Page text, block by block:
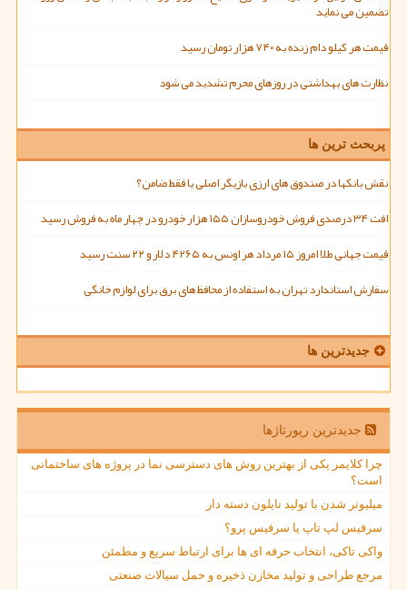
تضمین می نماید
قیمت هر کیلو دام زنده به ۷۴۰ هزار تومان رسید
نظارت های بهداشتی در روزهای محرم تشدید می شود
پربحث ترین ها
نقش بانکها در صندوق های ارزی بازیگر اصلی یا فقط ضامن؟
افت ۳۴ درصدی فروش خودروسازان ۱۵۵ هزار خودرو در چهار ماه به فروش رسید
قیمت جهانی طلا امروز ۱۵ مرداد هر اونس به ۴۲۶۵ دلار و ۲۲ سنت رسید
سفارش استاندارد تهران به استفاده از محافظ های برق برای لوازم خانگی
جدیدترین ها
جدیدترین رپورتاژها
چرا کلایمر یکی از بهترین روش های دسترسی نما در پروژه های ساختمانی
است؟
میلیونر شدن با تولید نایلون دسته دار
سرفیس لپ تاپ یا سرفیس پرو؟
واکی تاکی، انتخاب حرفه ای ها برای ارتباط سریع و مطمئن
مرجع طراحی و تولید مخازن ذخیره و حمل سیالات صنعتی